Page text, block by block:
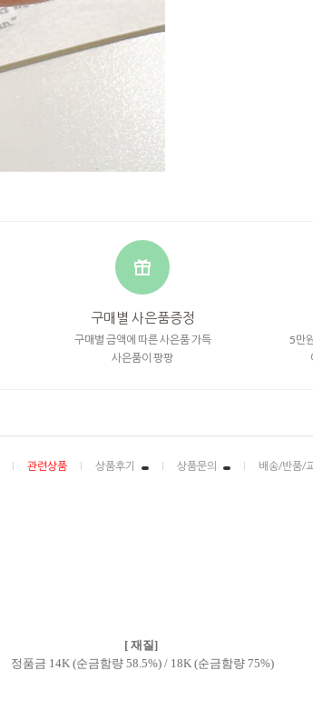
구매별 사은품증정
구매별 금액에 따른 사은품 가득
사은품이 팡팡
5만
관련상품 상품후기 상품문의 배송/반품/
[ 재질]
정품금 14K (순금함량 58.5%) / 18K (순금함량 75%)